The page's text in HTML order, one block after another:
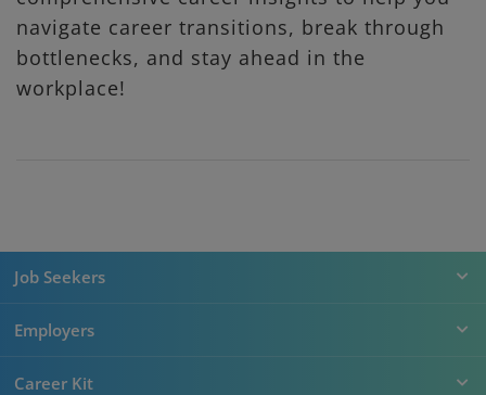
navigate career transitions, break through
bottlenecks, and stay ahead in the
workplace!
Job Seekers
Employers
Career Kit